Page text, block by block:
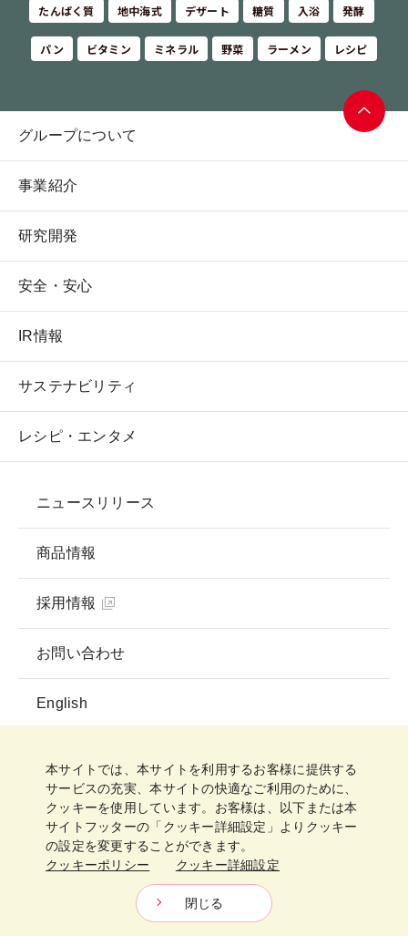
たんぱく質 地中海式 デザート 糖質 入浴 発酵
パン ビタミン ミネラル 野菜 ラーメン レシピ
グループについて
事業紹介
研究開発
安全・安心
IR情報
サステナビリティ
レシピ・エンタメ
ニュースリリース
商品情報
採用情報
お問い合わせ
English
ご利用規約
クッキーポリシー
クッキー詳細設定
サイトマップ
日清製粉グループ
Copyright © Nisshin Seifun Group Inc. All Rights Reserved.
本サイトでは、本サイトを利用するお客様に提供する
サービスの充実、本サイトの快適なご利用のために、
クッキーを使用しています。お客様は、以下または本
サイトフッターの「クッキー詳細設定」よりクッキー
の設定を変更することができます。
クッキーポリシー
クッキー詳細設定
閉じる